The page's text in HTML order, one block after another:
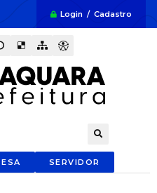
Login / Cadastro
SERVIDOR